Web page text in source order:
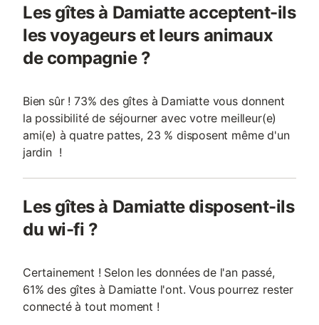
Les gîtes à Damiatte acceptent-ils
les voyageurs et leurs animaux
de compagnie ?
Bien sûr ! 73% des gîtes à Damiatte vous donnent
la possibilité de séjourner avec votre meilleur(e)
ami(e) à quatre pattes, 23 % disposent même d'un
jardin !
Les gîtes à Damiatte disposent-ils
du wi-fi ?
Certainement ! Selon les données de l'an passé,
61% des gîtes à Damiatte l'ont. Vous pourrez rester
connecté à tout moment !